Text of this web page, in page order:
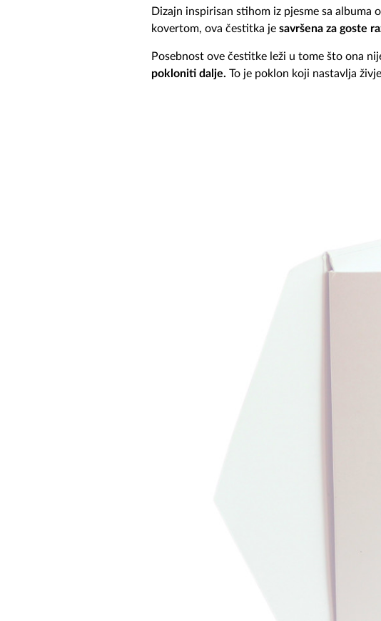
Dizajn inspirisan stihom iz pjesme sa
kovertom, ova čestitka je savršena za goste
Posebnost ove čestitke leži u tome što ona
pokloniti dalje. To je poklon koji nastavlja